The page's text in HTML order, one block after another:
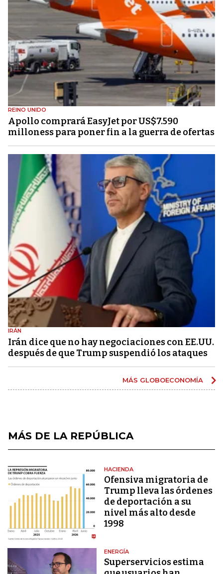
REINO UNIDO
Apollo comprará EasyJet por US$7.590
milloness para poner fin a la guerra de ofertas
IRÁN
Irán dice que no hay negociaciones con EE.UU.
después de que Trump suspendió los ataques
MÁS GLOBOECONOMÍA
MÁS DE LA REPÚBLICA
HACIENDA
Ofensiva migratoria de
Trump lleva las órdenes
de deportación a su
nivel más alto desde
1998
ENERGÍA
Superservicios estima